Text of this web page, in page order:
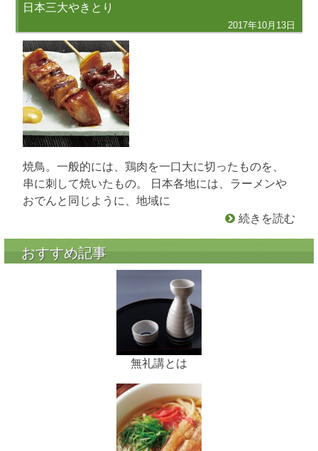
日本三大やきとり
2017年10月13日
焼鳥。一般的には、鶏肉を一口大に切ったものを、
串に刺して焼いたもの。 日本各地には、ラーメンや
おでんと同じように、地域に
続きを読む
おすすめ記事
無礼講とは